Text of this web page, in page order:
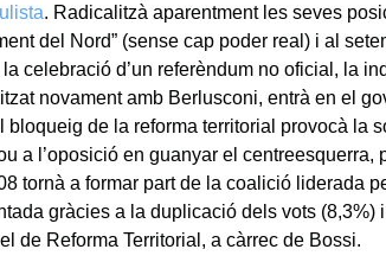
. Radicalitzà aparentment les seves
del Nord” (sense cap poder real) i al
celebració d’un referèndum no oficial, la
novament amb Berlusconi, entrà en el
bloqueig de la reforma territorial provocà la
a l’oposició en guanyar el centreesquerra,
tornà a formar part de la coalició liderada
gràcies a la duplicació dels vots (8,3%)
de Reforma Territorial, a càrrec de Bossi.